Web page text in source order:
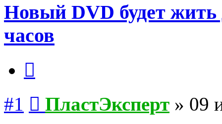
Новый DVD будет жить
часов
#1 ПластЭксперт » 09